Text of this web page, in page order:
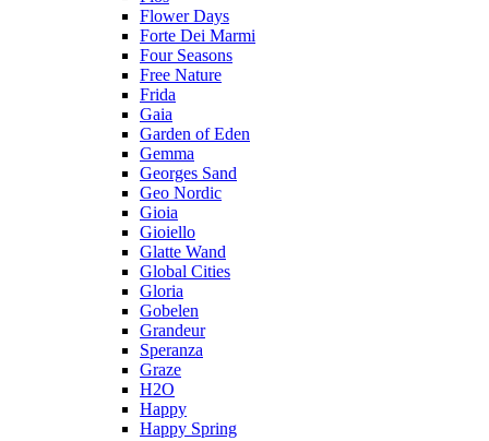
Flower Days
Forte Dei Marmi
Four Seasons
Free Nature
Frida
Gaia
Garden of Eden
Gemma
Georges Sand
Geo Nordic
Gioia
Gioiello
Glatte Wand
Global Cities
Gloria
Gobelen
Grandeur
Speranza
Graze
H2O
Happy
Happy Spring